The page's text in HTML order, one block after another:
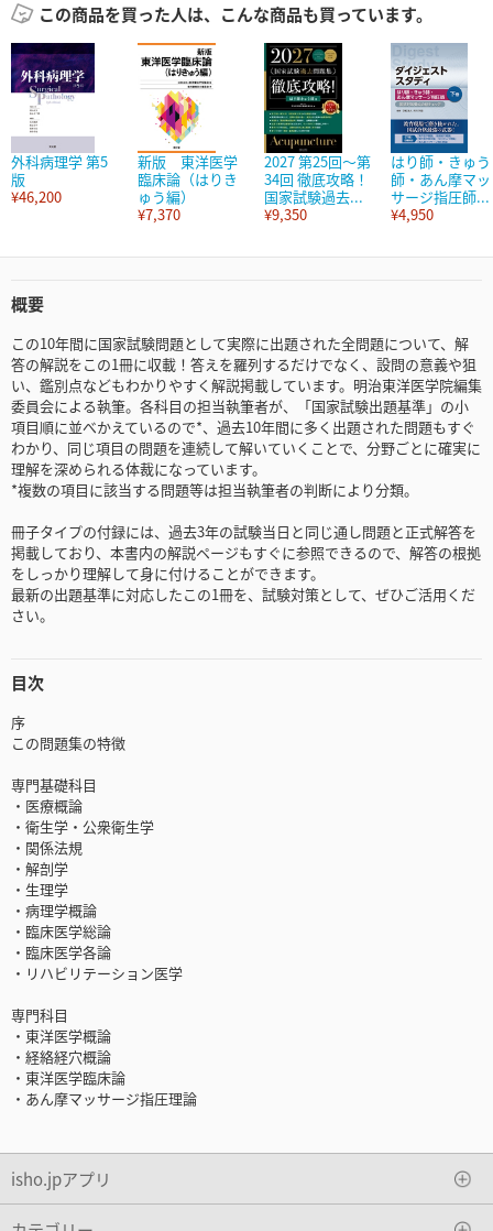
この商品を買った人は、こんな商品も買っています。
外科病理学 第5
版
¥46,200
新版 東洋医学
臨床論（はりき
ゅう編）
¥7,370
2027 第25回～第
34回 徹底攻略！
国家試験過去...
¥9,350
はり師・きゅう
師・あん摩マッ
サージ指圧師...
¥4,950
概要
この10年間に国家試験問題として実際に出題された全問題について、解
答の解説をこの1冊に収載！答えを羅列するだけでなく、設問の意義や狙
い、鑑別点などもわかりやすく解説掲載しています。明治東洋医学院編集
委員会による執筆。各科目の担当執筆者が、「国家試験出題基準」の小
項目順に並べかえているので*、過去10年間に多く出題された問題もすぐ
わかり、同じ項目の問題を連続して解いていくことで、分野ごとに確実に
理解を深められる体裁になっています。
*複数の項目に該当する問題等は担当執筆者の判断により分類。
冊子タイプの付録には、過去3年の試験当日と同じ通し問題と正式解答を
掲載しており、本書内の解説ページもすぐに参照できるので、解答の根拠
をしっかり理解して身に付けることができます。
最新の出題基準に対応したこの1冊を、試験対策として、ぜひご活用くだ
さい。
目次
序
この問題集の特徴
専門基礎科目
・医療概論
・衛生学・公衆衛生学
・関係法規
・解剖学
・生理学
・病理学概論
・臨床医学総論
・臨床医学各論
・リハビリテーション医学
専門科目
・東洋医学概論
・経絡経穴概論
・東洋医学臨床論
・あん摩マッサージ指圧理論
isho.jpアプリ